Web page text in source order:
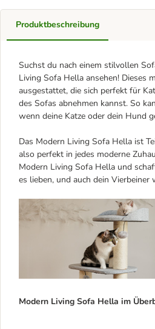
Produktbeschreibung
Suchst du nach einem stilvollen
Living Sofa Hella ansehen! Dieses
ausgestattet, die sich perfekt für
des Sofas abnehmen kannst. So
wenn deine Katze oder dein Hund
Das Modern Living Sofa Hella ist
also perfekt in jedes moderne
Modern Living Sofa Hella und
es lieben, und auch dein
Modern Living Sofa Hella im